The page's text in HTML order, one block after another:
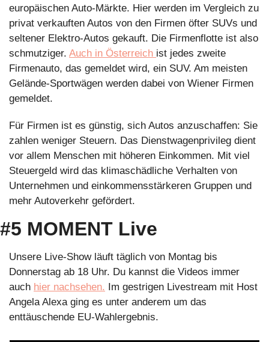
europäischen Auto-Märkte. Hier werden im Vergleich zu
privat verkauften Autos von den Firmen öfter SUVs und
seltener Elektro-Autos gekauft. Die Firmenflotte ist also
schmutziger. Auch in Österreich ist jedes zweite
Firmenauto, das gemeldet wird, ein SUV. Am meisten
Gelände-Sportwägen werden dabei von Wiener Firmen
gemeldet.
Für Firmen ist es günstig, sich Autos anzuschaffen: Sie
zahlen weniger Steuern. Das Dienstwagenprivileg dient
vor allem Menschen mit höheren Einkommen. Mit viel
Steuergeld wird das klimaschädliche Verhalten von
Unternehmen und einkommensstärkeren Gruppen und
mehr Autoverkehr gefördert.
#5 MOMENT Live
Unsere Live-Show läuft täglich von Montag bis
Donnerstag ab 18 Uhr. Du kannst die Videos immer
auch hier nachsehen.
Im gestrigen Livestream mit Host
Angela Alexa ging es unter anderem um das
enttäuschende EU-Wahlergebnis.